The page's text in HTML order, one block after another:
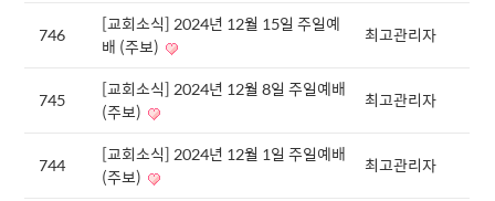
746
[교회소식] 2024년 12월 15일 주일예
배 (주보)
최고관리자
745
[교회소식] 2024년 12월 8일 주일예배
(주보)
최고관리자
744
[교회소식] 2024년 12월 1일 주일예배
(주보)
최고관리자